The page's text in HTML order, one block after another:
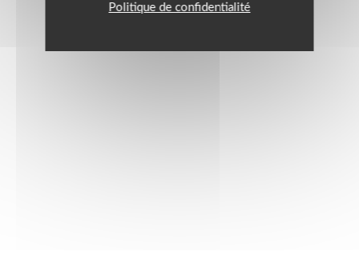
Politique de confidentialité